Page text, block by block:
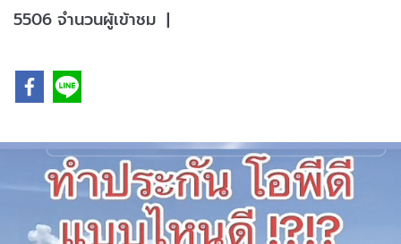
5506 จำนวนผู้เข้าชม |